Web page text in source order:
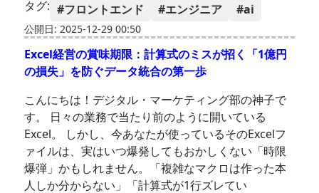
タグ: #フロントエンド #エンジニア #ai
公開日: 2025-12-29 00:50
Excel経営の賞味期限：計算式のミスが招く「1億円
の損失」を防ぐデータ統合の第一歩
こんにちは！デジタル・マーケティング部の神子で
す。 日々の業務で当たり前のように開いている
Excel。 しかし、今あなたが使っているそのExcelフ
ァイルは、実はいつ爆発してもおかしくない「時限
爆弾」かもしれません。「複雑なマクロは作った本
人しか分からない」「計算式が1行ズレてい